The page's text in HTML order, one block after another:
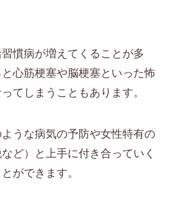
慣病が増えてくることが多
心筋梗塞や脳梗塞といった怖
てしまうこともあります。
うな病気の予防や女性特有の
ど）と上手に付き合っていく
ができます。